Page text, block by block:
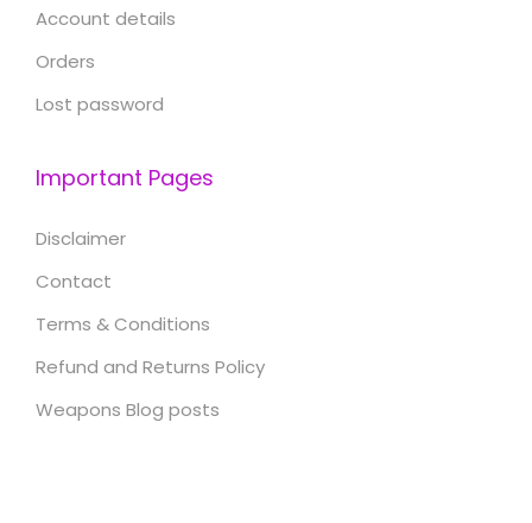
Account details
Orders
Lost password
Important Pages
Disclaimer
Contact
Terms & Conditions
Refund and Returns Policy
Weapons Blog posts